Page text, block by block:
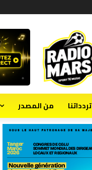
تردداتنا من المصدر